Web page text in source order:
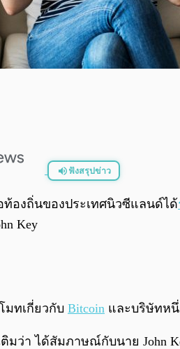
ฟังสรุปข่าว
องถิ่นของประเทศนิวซีแลนด์ได้
Key
มทเกี่ยวกับ Bitcoin และบริษัทหนึ่
มว่า ได้สัมภาษณ์กับนาย John